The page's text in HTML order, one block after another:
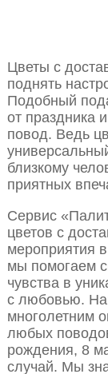
Цветы с
поднять
Подобный
от праздника
повод. Ведь
близкому
приятных
Сервис
цветов с
мероприятия
мы помогаем
чувства в
с любовью.
многолетним
любых
рождения, 8
случай. Мы